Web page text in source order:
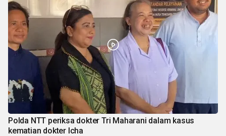
Polda NTT periksa dokter Tri Maharani dalam kasus
kematian dokter Icha